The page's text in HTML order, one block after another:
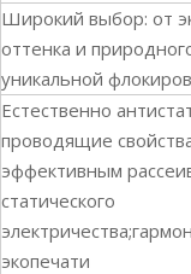
Широкий выбор: от
оттенка и
уникальной
Естественно
проводящие
эффективным
статического
экопечати